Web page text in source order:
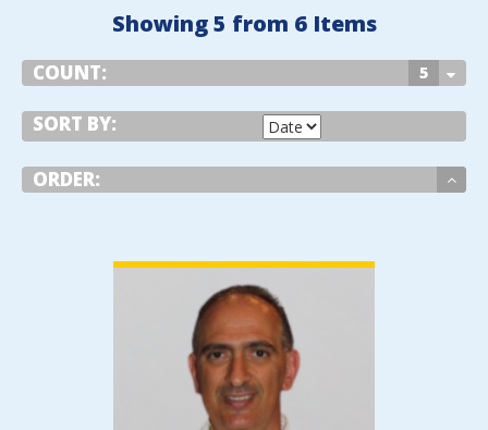
Showing 5 from 6 Items
COUNT: 5
SORT BY:
ORDER: